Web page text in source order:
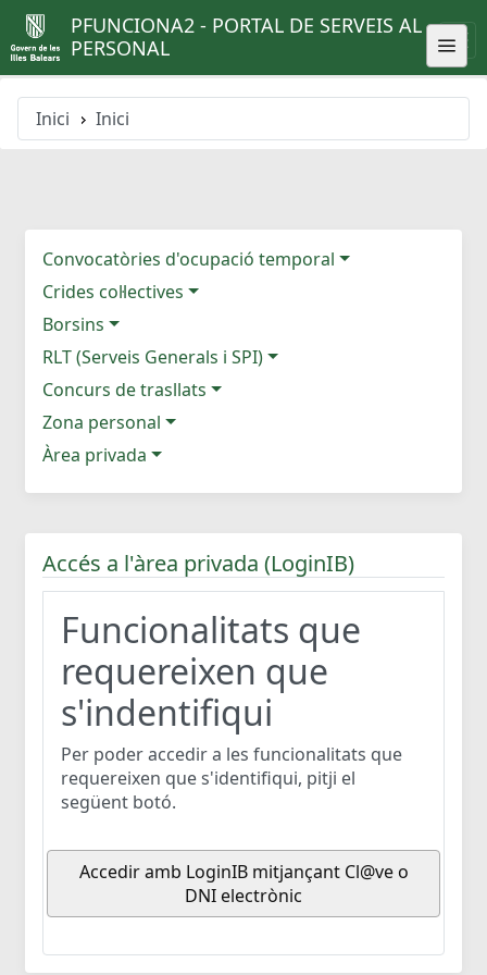
PFUNCIONA2 - PORTAL DE SERVEIS AL
PERSONAL
Inici Inici
Convocatòries d'ocupació temporal
Crides col·lectives
Borsins
RLT (Serveis Generals i SPI)
Concurs de trasllats
Zona personal
Àrea privada
Accés a l'àrea privada (LoginIB)
Funcionalitats que
requereixen que
s'indentifiqui
Per poder accedir a les funcionalitats que
requereixen que s'identifiqui, pitji el
següent botó.
Accedir amb LoginIB mitjançant Cl@ve o
DNI electrònic